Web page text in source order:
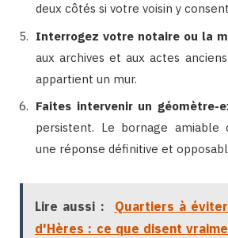
deux côtés si votre voisin y
Interrogez votre notaire ou la
aux archives et aux actes
appartient un mur.
Faites intervenir un géomètre-
persistent. Le bornage amiable
une réponse définitive et
Lire aussi :
Quartiers à
d'Hères : ce que disent